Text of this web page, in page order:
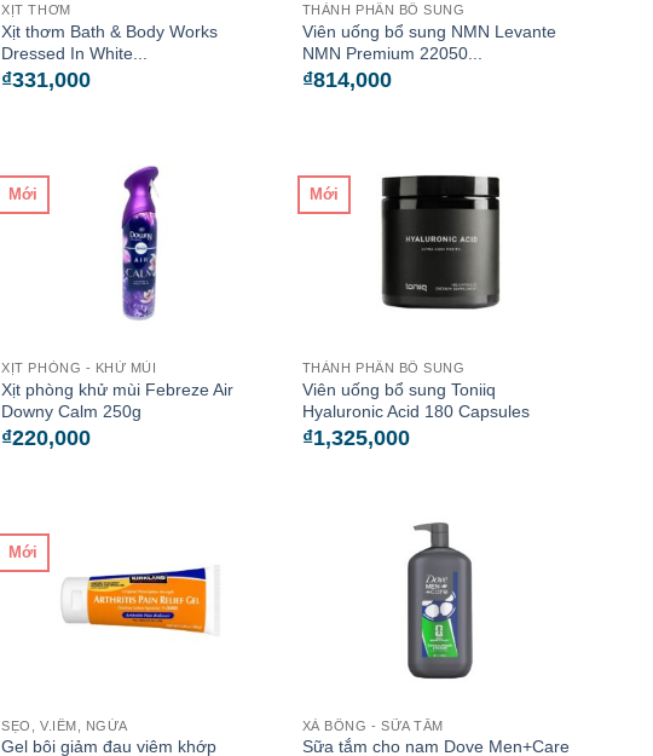
XỊT THƠM
Xịt thơm Bath & Body Works
Dressed In White...
₫331,000
THÀNH PHẦN BỔ SUNG
Viên uống bổ sung NMN Levante
NMN Premium 22050...
₫814,000
Mới
XỊT PHÒNG - KHỬ MÙI
Xịt phòng khử mùi Febreze Air
Downy Calm 250g
₫220,000
Mới
THÀNH PHẦN BỔ SUNG
Viên uống bổ sung Toniiq
Hyaluronic Acid 180 Capsules
₫1,325,000
Mới
SẸO, V.IÊM, NGỨA
Gel bôi giảm đau viêm khớp
XÀ BÔNG - SỮA TẮM
Sữa tắm cho nam Dove Men+Care